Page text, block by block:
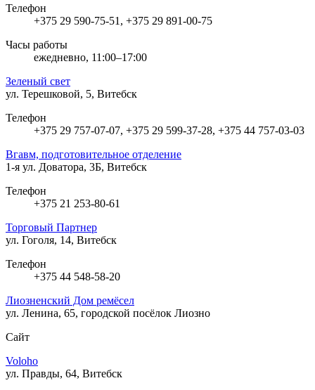
Телефон
+375 29 590-75-51, +375 29 891-00-75
Часы работы
ежедневно, 11:00–17:00
Зеленый свет
ул. Терешковой, 5, Витебск
Телефон
+375 29 757-07-07, +375 29 599-37-28, +375 44 757-03-03
Вгавм, подготовительное отделение
1-я ул. Доватора, 3Б, Витебск
Телефон
+375 21 253-80-61
Торговый Партнер
ул. Гоголя, 14, Витебск
Телефон
+375 44 548-58-20
Лиозненский Дом ремёсел
ул. Ленина, 65, городской посёлок Лиозно
Сайт
Voloho
ул. Правды, 64, Витебск